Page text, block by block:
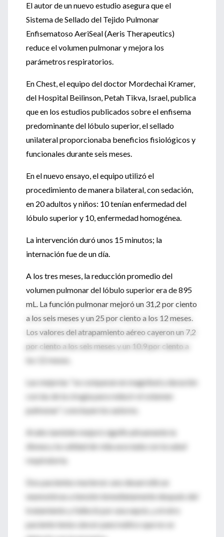
El autor de un nuevo estudio asegura que el
Sistema de Sellado del Tejido Pulmonar
Enfisematoso AeriSeal (Aeris Therapeutics)
reduce el volumen pulmonar y mejora los
parámetros respiratorios.
En Chest, el equipo del doctor Mordechai Kramer,
del Hospital Beilinson, Petah Tikva, Israel, publica
que en los estudios publicados sobre el enfisema
predominante del lóbulo superior, el sellado
unilateral proporcionaba beneficios fisiológicos y
funcionales durante seis meses.
En el nuevo ensayo, el equipo utilizó el
procedimiento de manera bilateral, con sedación,
en 20 adultos y niños: 10 tenían enfermedad del
lóbulo superior y 10, enfermedad homogénea.
La intervención duró unos 15 minutos; la
internación fue de un día.
A los tres meses, la reducción promedio del
volumen pulmonar del lóbulo superior era de 895
mL. La función pulmonar mejoró un 31,2 por ciento
a los seis meses y un 25 por ciento a los 12 meses.
Los valores del atrapamiento aéreo cayeron un 7,2
por ciento a los seis meses y un 10,9 por ciento a
los 12 meses.
Las mejorías "se comparan en magnitud y duración
con las de la cirugía para reducir el volumen
pulmonar", concluyen los autores.
Al año también mejoró significativamente la
disnea y la calidad de vida asociada con la salud
respiratoria.
Dos pacientes murieron: uno desarrolló un
neumotórax a tensión inmediatamente después del
tratamiento y falleció por una sepsis, y el otro
paciente tenía cáncer pancreático que no se